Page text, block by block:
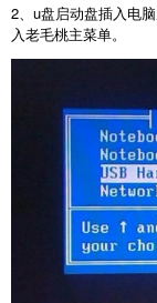
2 u盘启动盘插入电
入老毛桃主菜单。